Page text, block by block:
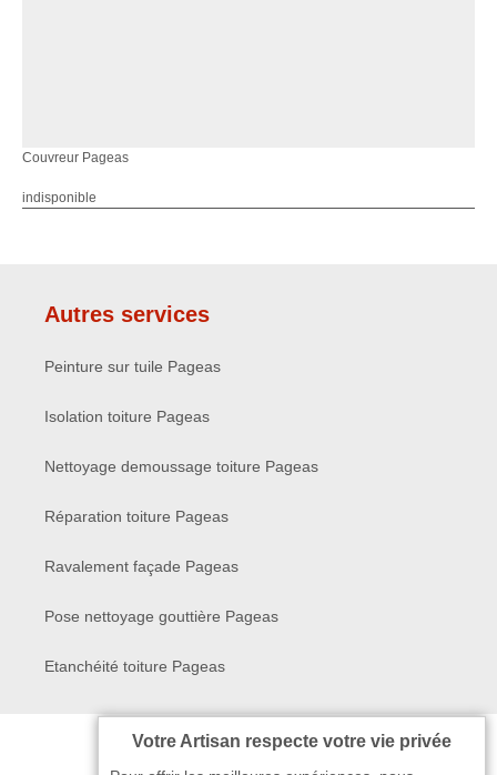
Couvreur Pageas
indisponible
Autres services
Peinture sur tuile Pageas
Isolation toiture Pageas
Nettoyage demoussage toiture Pageas
Réparation toiture Pageas
Ravalement façade Pageas
Pose nettoyage gouttière Pageas
Etanchéité toiture Pageas
Votre Artisan respecte votre vie privée